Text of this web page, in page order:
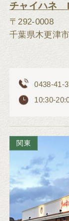
チャイハネ
〒292-0008
千葉県木更津
0438-41-
10:30-
関東